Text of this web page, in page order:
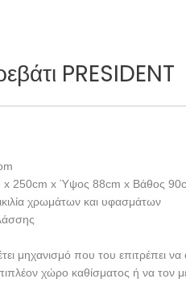
PRESIDENT
x 250cm x Ύψος 88cm x Βάθος
χρωμάτων και υφασμάτων
μηχανισμό που του επιτρέπει
χώρο καθίσματος ή να τον